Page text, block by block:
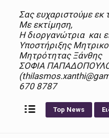
Σας ευχαριστούμε
Με εκτίμηση,
Η διοργανώτρια και
Υποστήριξης
Μητρότητας Ξάνθης
ΣΟΦΙΑ
670 8787
Top News